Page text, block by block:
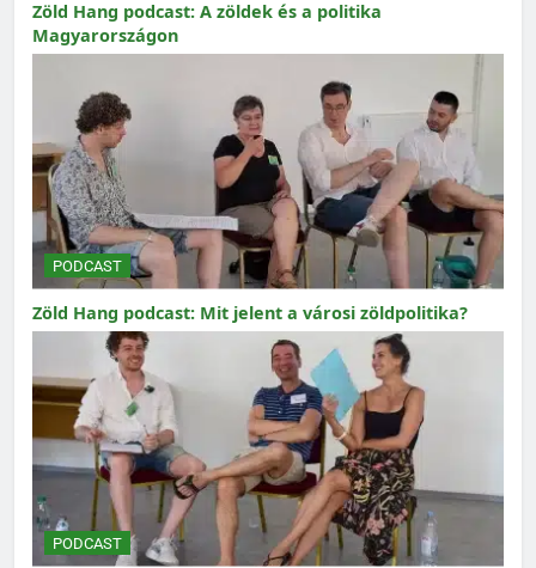
Zöld Hang podcast: A zöldek és a politika
Magyarországon
PODCAST
Zöld Hang podcast: Mit jelent a városi zöldpolitika?
PODCAST